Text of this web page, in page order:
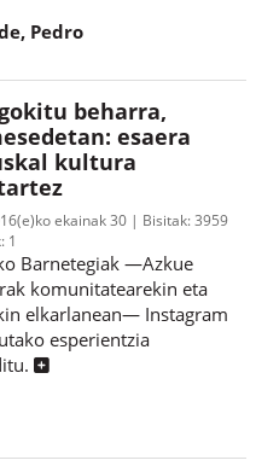
Pedro
beharra,
esaera
kultura
ekainak 30 Bisitak: 3959
1
Barnetegiak —Azkue
komunitatearekin eta
elkarlanean— Instagram
esperientzia